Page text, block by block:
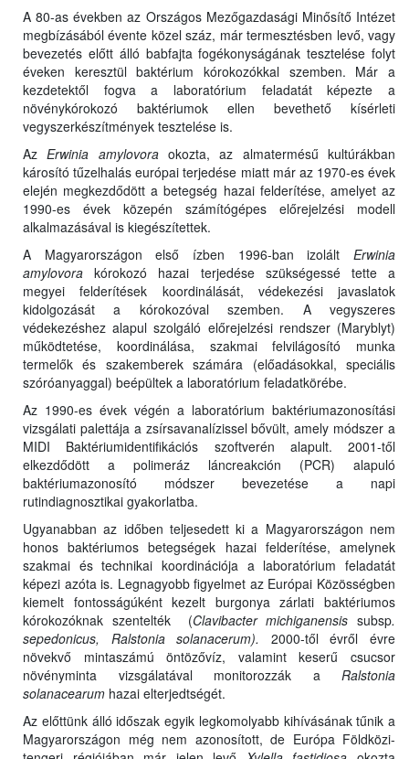
A 80-as években az Országos Mezőgazdasági Minősítő Intézet
megbízásából évente közel száz, már termesztésben levő, vagy
bevezetés előtt álló babfajta fogékonyságának tesztelése folyt
éveken keresztül baktérium kórokozókkal szemben. Már a
kezdetektől fogva a laboratórium feladatát képezte a
növénykórokozó baktériumok ellen bevethető kísérleti
vegyszerkészítmények tesztelése is.
AzErwinia amylovoraokozta, az almatermésű kultúrákban
károsító tűzelhalás európai terjedése miatt már az 1970-es évek
elején megkezdődött a betegség hazai felderítése, amelyet az
1990-es évek közepén számítógépes előrejelzési modell
alkalmazásával is kiegészítettek.
A Magyarországon első ízben 1996-ban izolált Erwinia
amylovora kórokozó hazai terjedése szükségessé tette a
megyei felderítések koordinálását, védekezési javaslatok
kidolgozását a kórokozóval szemben. A vegyszeres
védekezéshez alapul szolgáló előrejelzési rendszer (Maryblyt)
működtetése, koordinálása, szakmai felvilágosító munka
termelők és szakemberek számára (előadásokkal, speciális
szóróanyaggal) beépültek a laboratórium feladatkörébe.
Az 1990-es évek végén a laboratórium baktériumazonosítási
vizsgálati palettája a zsírsavanalízissel bővült, amely módszer a
MIDI Baktériumidentifikációs szoftverén alapult. 2001-től
elkezdődött a polimeráz láncreakción (PCR) alapuló
baktériumazonosító módszer bevezetése a napi
rutindiagnosztikai gyakorlatba.
Ugyanabban az időben teljesedett ki a Magyarországon nem
honos baktériumos betegségek hazai felderítése, amelynek
szakmai és technikai koordinációja a laboratórium feladatát
képezi azóta is. Legnagyobb figyelmet az Európai Közösségben
kiemelt fontosságúként kezelt burgonya zárlati baktériumos
kórokozóknak szentelték (Clavibacter michiganensissubsp.
sepedonicus, Ralstonia solanacerum). 2000-től évről évre
növekvő mintaszámú öntözővíz, valamint keserű csucsor
növényminta vizsgálatával monitorozzák a Ralstonia
solanacearum hazai elterjedtségét.
Az előttünk álló időszak egyik legkomolyabb kihívásának tűnik a
Magyarországon még nem azonosított, de Európa Földközi-